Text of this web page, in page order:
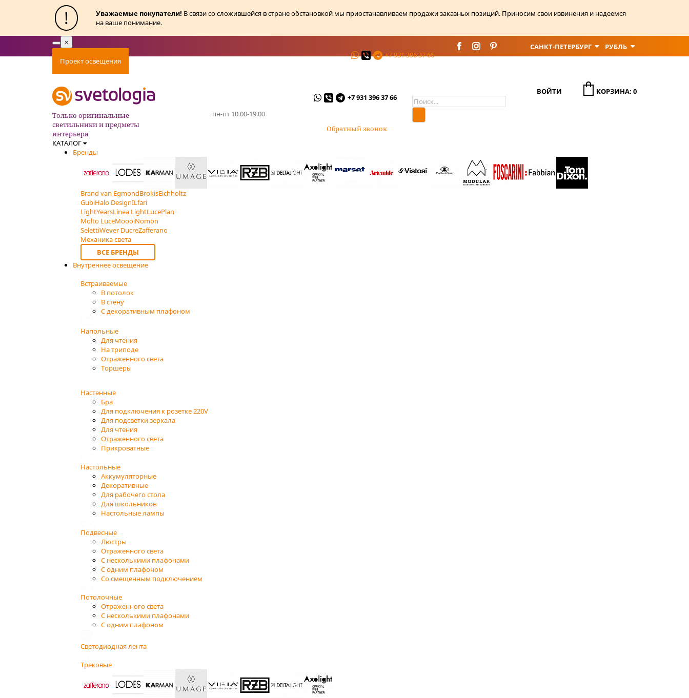
! Уважаемые покупатели! В связи со сложившейся в стране обстановкой мы приостанавливаем продажи заказных позиций. Приносим свои извинения и надеемся
на ваше понимание.
Toggle
×
Проект освещения
+7 931 396 37 66
САНКТ-ПЕТЕРБУРГ РУБЛЬ
Только оригинальные
светильники и предметы
интерьера
пн-пт 10.00-19.00
+7 931 396 37 66
Обратный звонок
ВОЙТИ КОРЗИНА: 0
КАТАЛОГ
Бренды
Brand van EgmondBrokisEichholtz
GubiHalo DesignILfari
LightYearsLinea LightLucePlan
Molto LuceMoooiNomon
SelettiWever DucreZafferano
Механика света
ВСЕ БРЕНДЫ
Внутреннее освещение
Встраиваемые
В потолок
В стену
С декоративным плафоном
Напольные
Для чтения
На триподе
Отраженного света
Торшеры
Настенные
Бра
Для подключения к розетке 220V
Для подсветки зеркала
Для чтения
Отраженного света
Прикроватные
Настольные
Аккумуляторные
Декоративные
Для рабочего стола
Для школьников
Настольные лампы
Подвесные
Люстры
Отраженного света
С несколькими плафонами
С одним плафоном
Со смещенным подключением
Потолочные
Отраженного света
С несколькими плафонами
С одним плафоном
Светодиодная лента
Трековые